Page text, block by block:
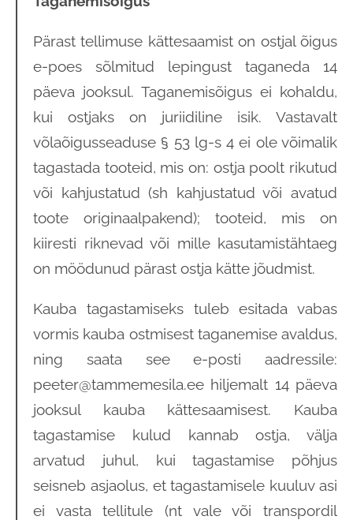
Pärast tellimuse kättesaamist on ostjal õigus
e-poes sõlmitud lepingust taganeda 14
päeva jooksul. Taganemisõigus ei kohaldu,
kui ostjaks on juriidiline isik. Vastavalt
võlaõigusseaduse § 53 lg-s 4 ei ole võimalik
tagastada tooteid, mis on: ostja poolt rikutud
või kahjustatud (sh kahjustatud või avatud
toote originaalpakend); tooteid, mis on
kiiresti riknevad või mille kasutamistähtaeg
on möödunud pärast ostja kätte jõudmist.
Kauba tagastamiseks tuleb esitada vabas
vormis kauba ostmisest taganemise avaldus,
ning saata see e-posti aadressile:
peeter@tammemesila.ee hiljemalt 14 päeva
jooksul kauba kättesaamisest. Kauba
tagastamise kulud kannab ostja, välja
arvatud juhul, kui tagastamise põhjus
seisneb asjaolus, et tagastamisele kuuluv asi
ei vasta tellitule (nt vale või transpordil